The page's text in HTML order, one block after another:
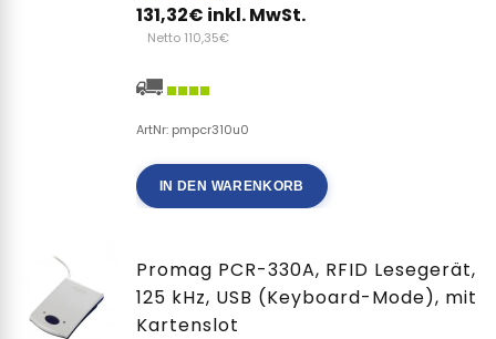
131,32€ inkl. MwSt.
Netto 110,35€
ArtNr: pmpcr310u0
IN DEN WARENKORB
Promag PCR-330A, RFID Lesegerät,
125 kHz, USB (Keyboard-Mode), mit
Kartenslot